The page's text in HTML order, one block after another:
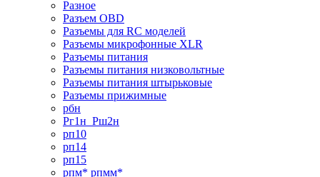
Разное
Разъем OBD
Разъемы для RC моделей
Разъемы микрофонные XLR
Разъемы питания
Разъемы питания низковольтные
Разъемы питания штырьковые
Разъемы прижимные
рбн
Рг1н_Рш2н
рп10
рп14
рп15
рпм* рпмм*